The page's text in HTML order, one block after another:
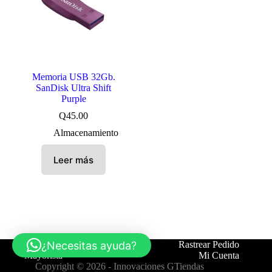
Memoria USB 32Gb.
SanDisk Ultra Shift
Purple
Q45.00
Almacenamiento
Leer más
Tienda Contáctanos
Rastrear Pedido
Mayorista
Mi Cuenta
Copyright © 2026 - Innovaciones GTiendas
¿Necesitas ayuda?